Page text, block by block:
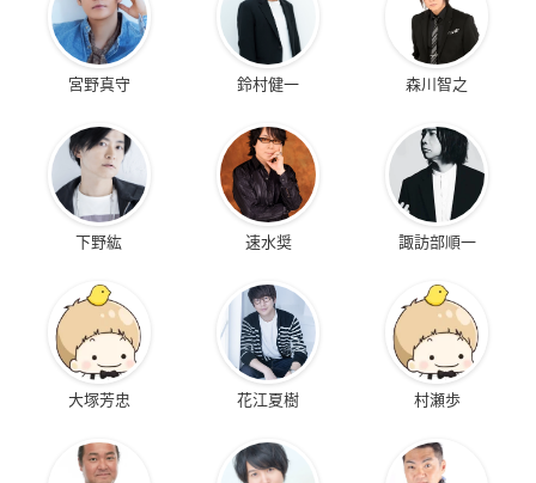
宮野真守 鈴村健一 森川智之
下野紘 速水奨 諏訪部順一
大塚芳忠 花江夏樹 村瀬歩